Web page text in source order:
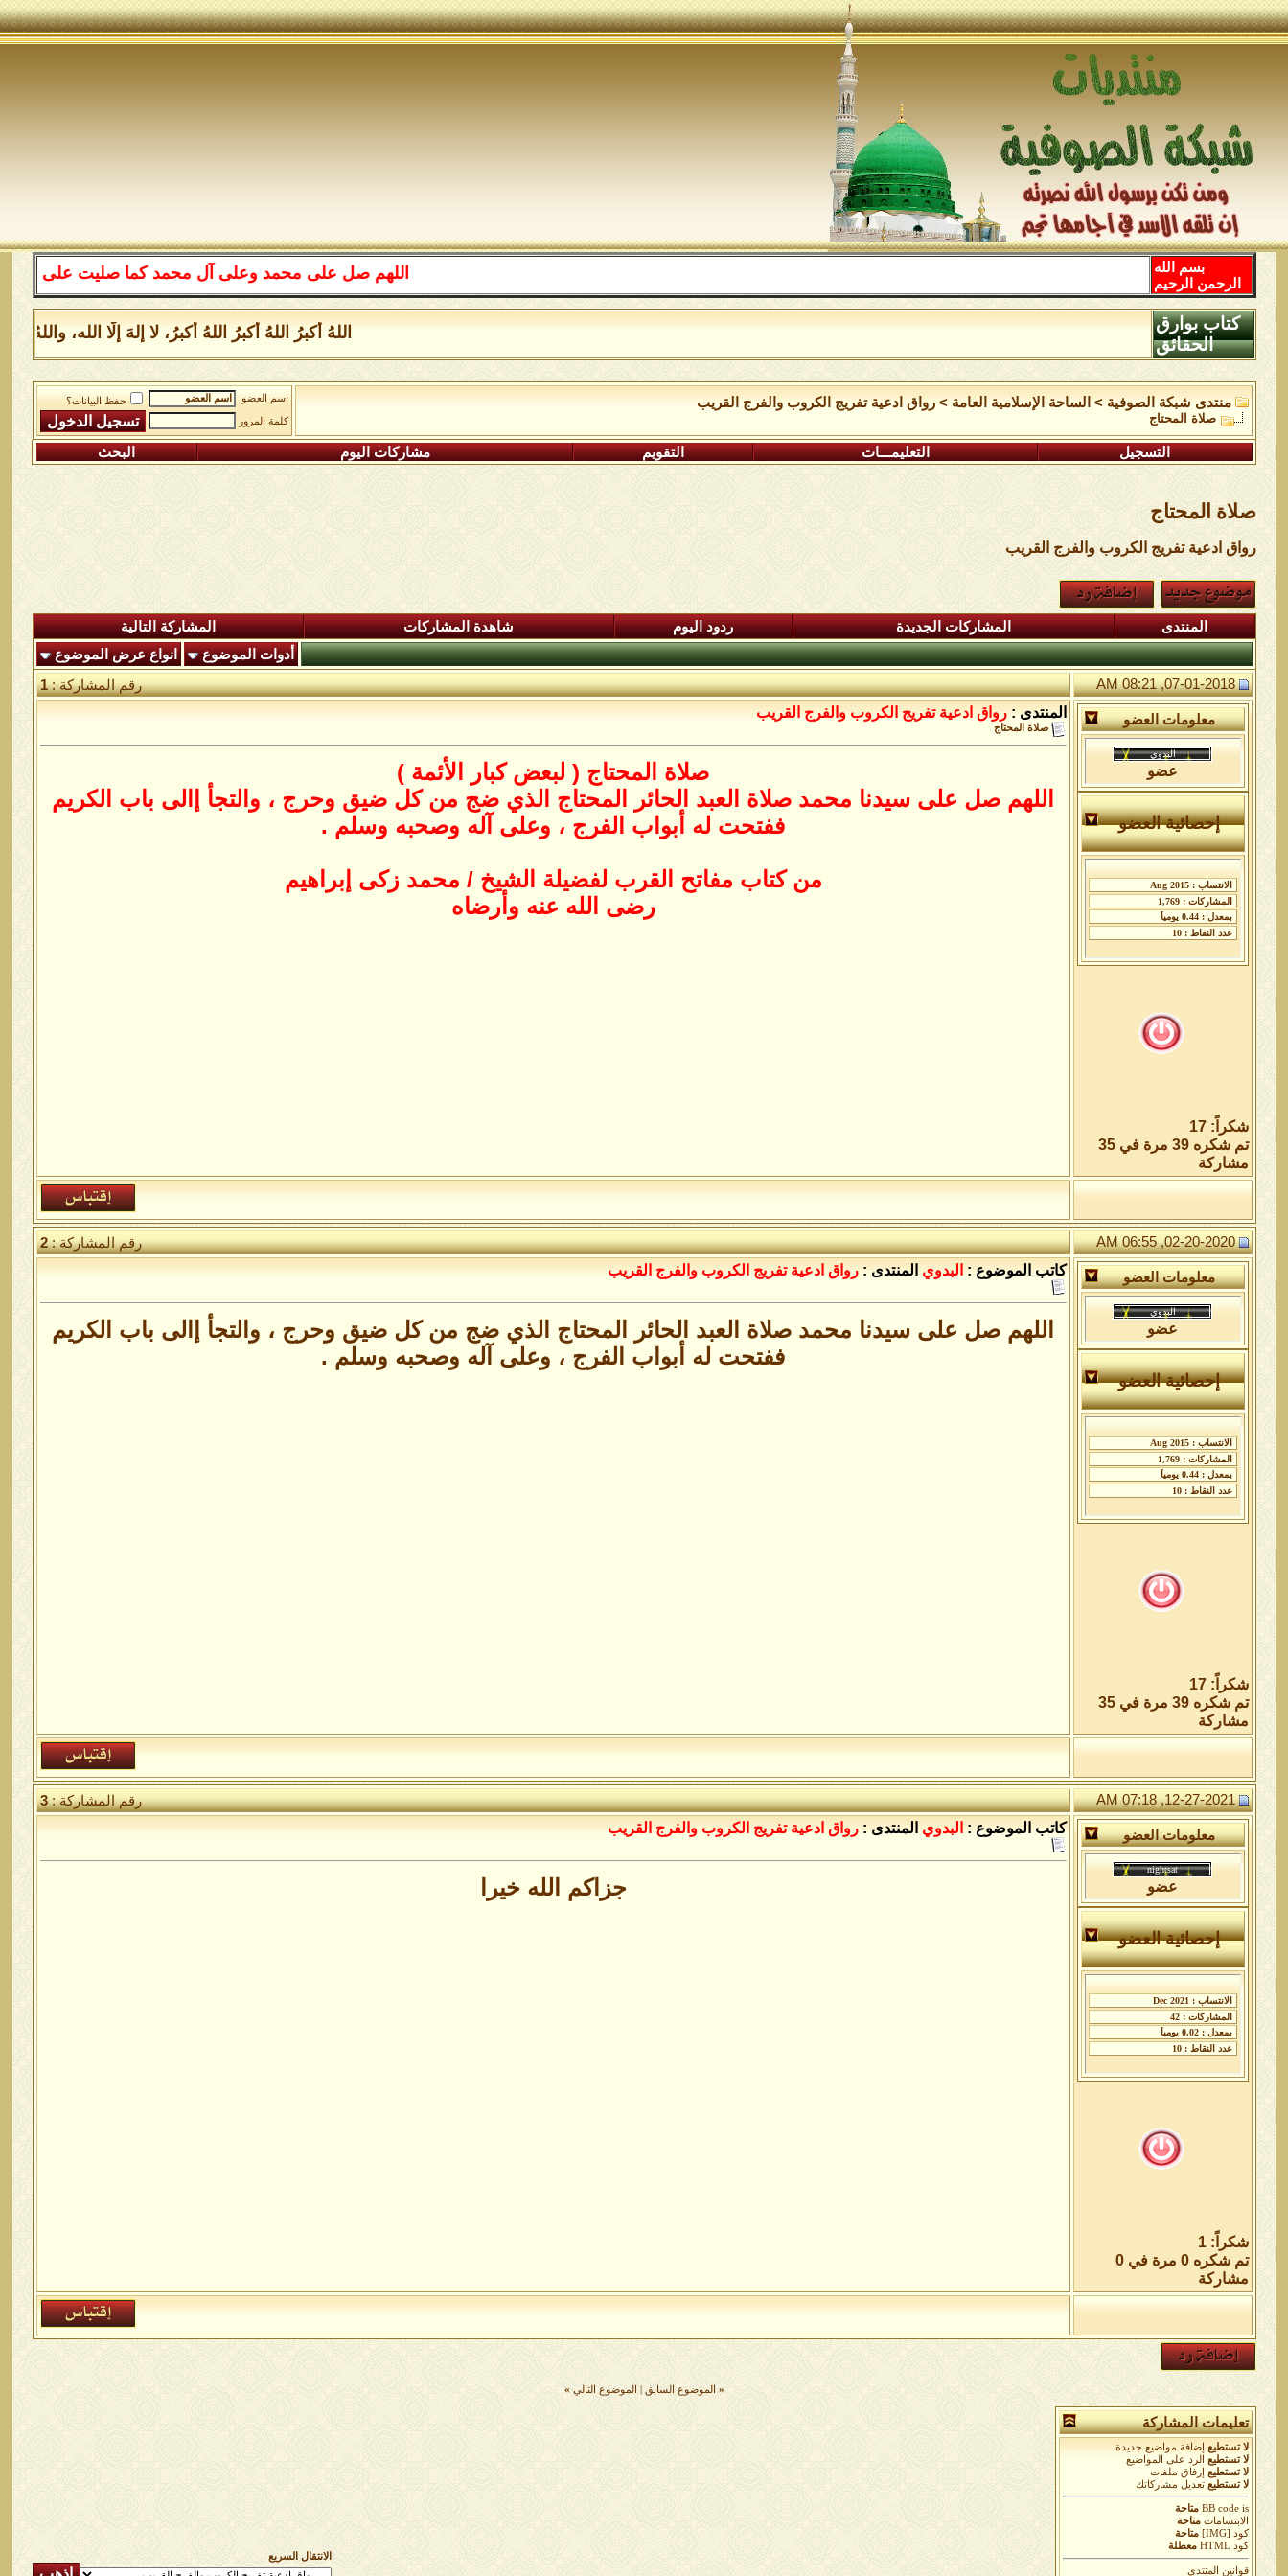
اللهم صل على محمد وعلى آل محمد كما صليت على إبراهيم
بسم الله
الرحمن الرحيم
اللهُ أكبرُ اللهُ أكبرُ اللهُ أكبرُ، لا إلهَ إلَّا الله، واللهُ
كتاب بوارق
الحقائق
منتدى شبكة الصوفية > الساحة اﻹسلامية العامة >رواق ادعية تفريج الكروب والفرج القريب
صلاة المحتاج
اسم العضو
حفظ البيانات؟
كلمة المرور
التسجيل التعليمـــات التقويم مشاركات اليوم البحث
صلاة المحتاج
رواق ادعية تفريج الكروب والفرج القريب
المنتدى المشاركات الجديدة ردود اليوم شاهدة المشاركات
المشاركة التالية
أدوات الموضوع
انواع عرض الموضوع
07-01-2018, 08:21 AM
رقم المشاركة :1
معلومات العضو
عضو
إحصائية العضو
شكراً: 17
تم شكره 39 مرة في 35
مشاركة
المنتدى : رواق ادعية تفريج الكروب والفرج القريب
صلاة المحتاج
صلاة المحتاج ( لبعض كبار الأئمة )
اللهم صل على سيدنا محمد صلاة العبد الحائر المحتاج الذي ضج من كل ضيق وحرج ، والتجأ إالى باب الكريم
ففتحت له أبواب الفرج ، وعلى آله وصحبه وسلم .
من كتاب مفاتح القرب لفضيلة الشيخ / محمد زكى إبراهيم
رضى الله عنه وأرضاه
02-20-2020, 06:55 AM رقم المشاركة :2
معلومات العضو
عضو
إحصائية العضو
شكراً: 17
تم شكره 39 مرة في 35
مشاركة
كاتب الموضوع : البدوي المنتدى : رواق ادعية تفريج الكروب والفرج القريب
اللهم صل على سيدنا محمد صلاة العبد الحائر المحتاج الذي ضج من كل ضيق وحرج ، والتجأ إالى باب الكريم
ففتحت له أبواب الفرج ، وعلى آله وصحبه وسلم .
12-27-2021, 07:18 AM رقم المشاركة :3
معلومات العضو
عضو
إحصائية العضو
شكراً: 1
تم شكره 0 مرة في 0
مشاركة
كاتب الموضوع : البدوي المنتدى : رواق ادعية تفريج الكروب والفرج القريب
جزاكم الله خيرا
« الموضوع السابق الموضوع التالي »
تعليمات المشاركة
لا تستطيع
إضافة مواضيع جديدة
لا تستطيع
الرد على المواضيع
لا تستطيع
إرفاق ملفات
لا تستطيع تعديل مشاركاتك
BB codeis
متاحة
الابتسامات متاحة
كود [IMG]
متاحة
كود HTML
معطلة
قوانين المنتدى
الانتقال السريع